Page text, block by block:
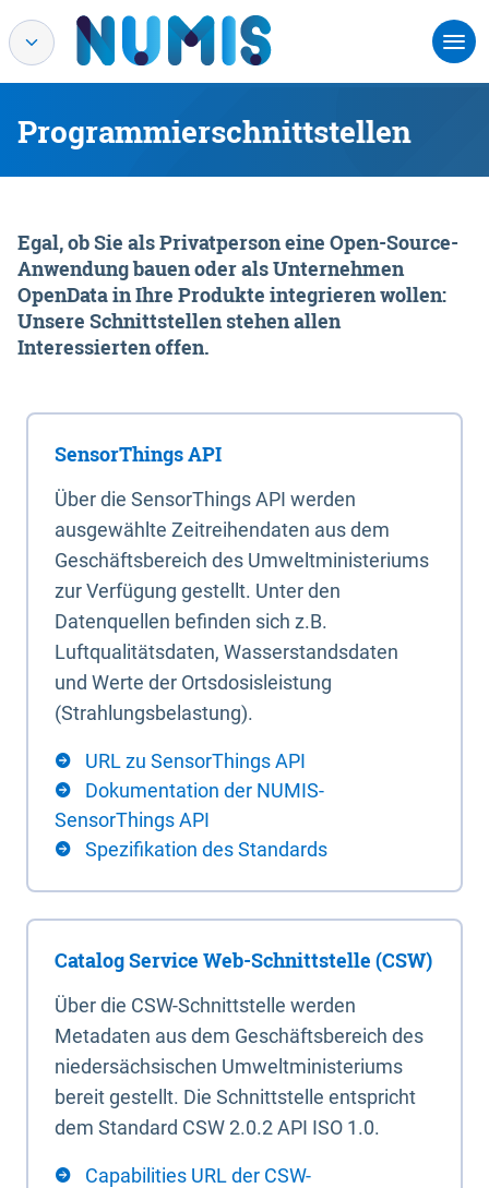
Programmierschnittstellen
Egal, ob Sie als Privatperson eine Open-Source-
Anwendung bauen oder als Unternehmen
OpenData in Ihre Produkte integrieren wollen:
Unsere Schnittstellen stehen allen
Interessierten offen.
SensorThings API
Über die SensorThings API werden
ausgewählte Zeitreihendaten aus dem
Geschäftsbereich des Umweltministeriums
zur Verfügung gestellt. Unter den
Datenquellen befinden sich z.B.
Luftqualitätsdaten, Wasserstandsdaten
und Werte der Ortsdosisleistung
(Strahlungsbelastung).
URL zu SensorThings API
Dokumentation der NUMIS-
SensorThings API
Spezifikation des Standards
Catalog Service Web-Schnittstelle (CSW)
Über die CSW-Schnittstelle werden
Metadaten aus dem Geschäftsbereich des
niedersächsischen Umweltministeriums
bereit gestellt. Die Schnittstelle entspricht
dem Standard CSW 2.0.2 API ISO 1.0.
Capabilities URL der CSW-